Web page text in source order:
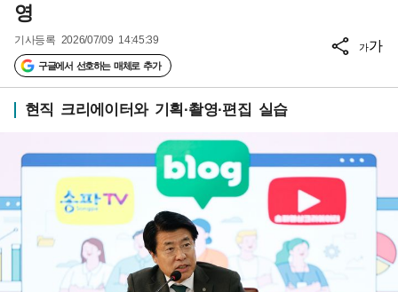
영
기사등록 2026/07/09 14:45:39
구글에서 선호하는 매체로 추가
가가
현직 크리에이터와 기획·촬영·편집 실습